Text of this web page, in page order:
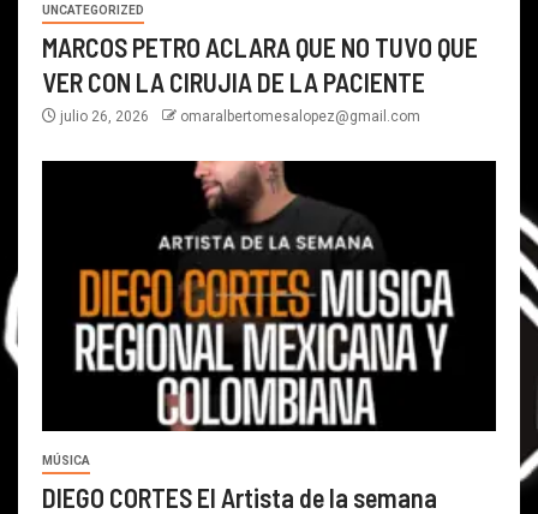
UNCATEGORIZED
MARCOS PETRO ACLARA QUE NO TUVO QUE
VER CON LA CIRUJIA DE LA PACIENTE
julio 26, 2026 omaralbertomesalopez@gmail.com
MÚSICA
DIEGO CORTES El Artista de la semana